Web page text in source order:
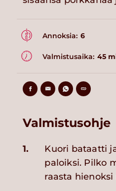
Annoksia: 6
Valmistusaika: 45
Valmistusohje
1.
Kuori bataatti
paloiksi. Pilko
raasta hienoksi